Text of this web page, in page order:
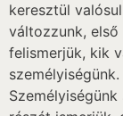
keresztül
változzunk, első
felismerjük, kik